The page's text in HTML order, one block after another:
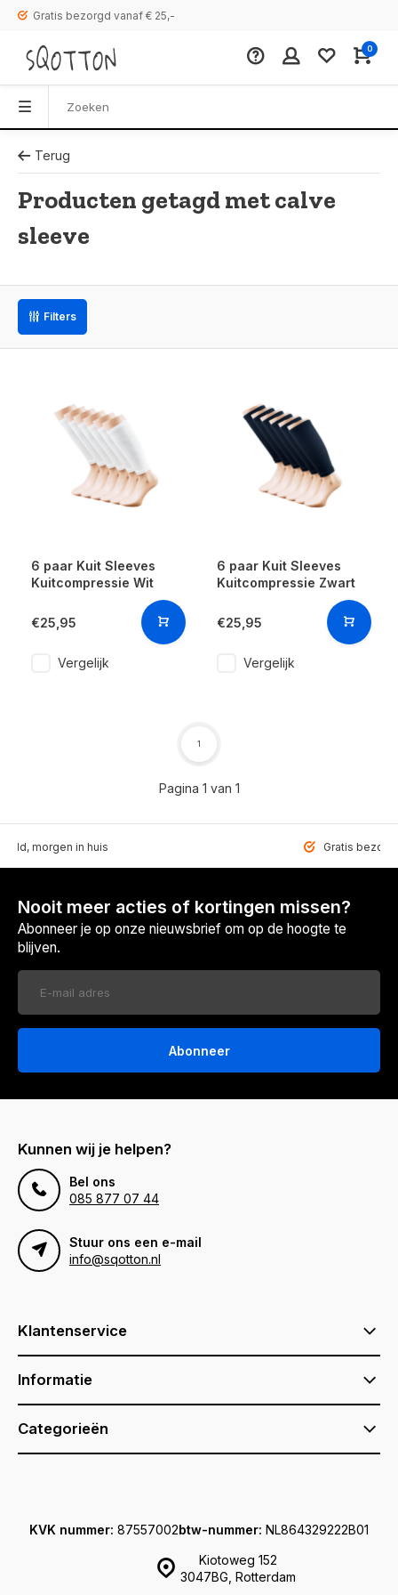
Gratis bezorgd vanaf € 25,-
0
Terug
Producten getagd met calve
sleeve
Filters
6 paar Kuit Sleeves
Kuitcompressie Wit
€25,95
Vergelijk
6 paar Kuit Sleeves
Kuitcompressie Zwart
€25,95
Vergelijk
Pagina 1 van 1
1
morgen in huis Gratis
Nooit meer acties of kortingen missen?
Abonneer je op onze nieuwsbrief om op de hoogte te
blijven.
Abonneer
Kunnen wij je helpen?
Bel ons
085 877 07 44
Stuur ons een e-mail
info@sqotton.nl
Klantenservice
Informatie
Categorieën
Kiotoweg 152
3047BG, Rotterdam
KVK nummer: 87557002btw-nummer: NL864329222B01